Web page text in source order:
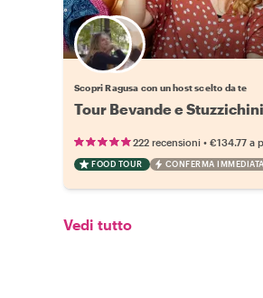
Scegli il tuo local
Scopri Ragusa con un host scelto da te
Tour Bevande e
222 recensioni • €134.77 a
FOOD TOUR CONFERMA IMMEDIATA
Vedi tutto